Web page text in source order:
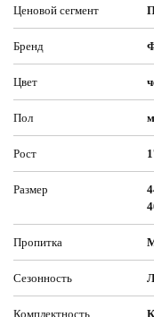
Ценовой сегмент
Бренд
Цвет
Пол
Рост
Размер
Пропитка
Сезонность
Комплектность